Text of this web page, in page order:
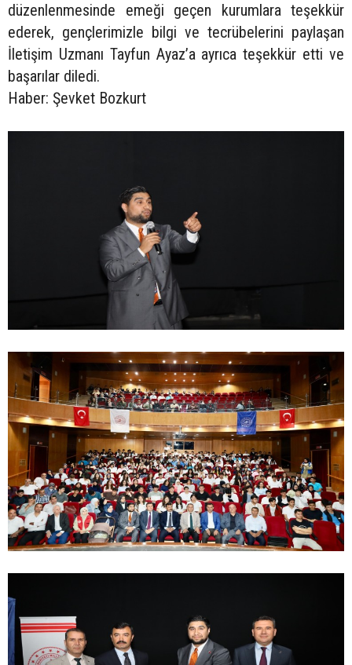
düzenlenmesinde emeği geçen kurumlara teşekkür
ederek, gençlerimizle bilgi ve tecrübelerini paylaşan
İletişim Uzmanı Tayfun Ayaz’a ayrıca teşekkür etti ve
başarılar diledi.
Haber: Şevket Bozkurt